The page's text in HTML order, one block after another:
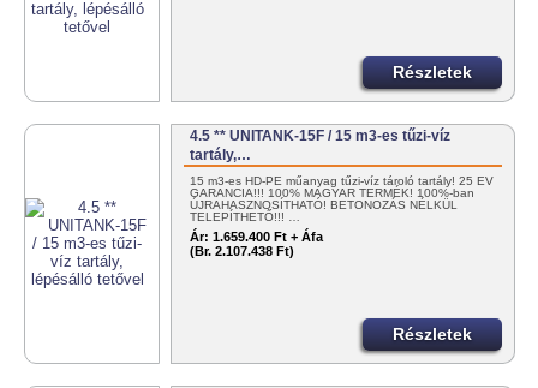
Részletek
4.5 ** UNITANK-15F / 15 m3-es tűzi-víz
tartály,…
15 m3-es HD-PE műanyag tűzi-víz tároló tartály! 25 ÉV
GARANCIA!!! 100% MAGYAR TERMÉK! 100%-ban
ÚJRAHASZNOSÍTHATÓ! BETONOZÁS NÉLKÜL
TELEPÍTHETŐ!!! …
Ár: 1.659.400 Ft + Áfa
(Br. 2.107.438 Ft)
Részletek